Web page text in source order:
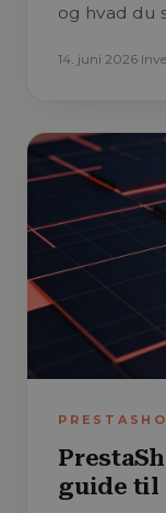
og hvad du
14. juni 2026
guide til